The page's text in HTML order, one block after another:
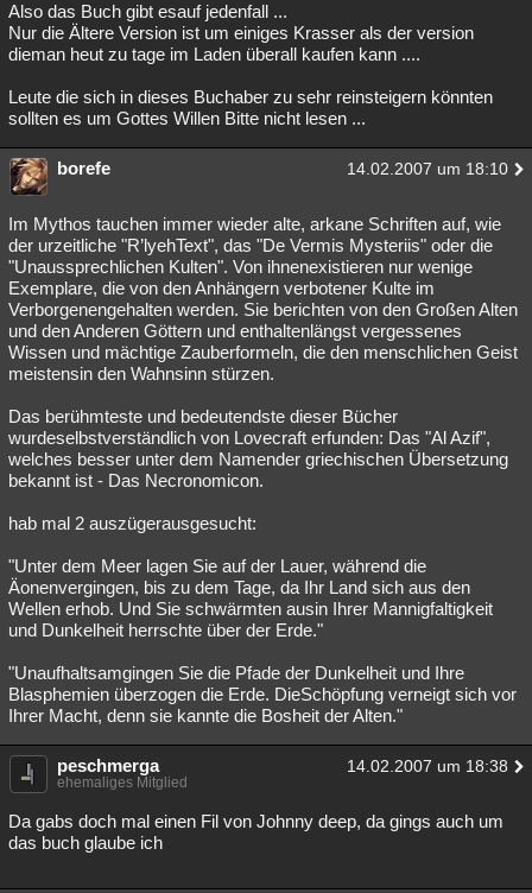
Also das Buch gibt esauf jedenfall ...
Nur die Ältere Version ist um einiges Krasser als der version
dieman heut zu tage im Laden überall kaufen kann ....
Leute die sich in dieses Buchaber zu sehr reinsteigern könnten
sollten es um Gottes Willen Bitte nicht lesen ...
borefe 14.02.2007 um 18:10
Im Mythos tauchen immer wieder alte, arkane Schriften auf, wie
der urzeitliche "R’lyehText", das "De Vermis Mysteriis" oder die
"Unaussprechlichen Kulten". Von ihnenexistieren nur wenige
Exemplare, die von den Anhängern verbotener Kulte im
Verborgenengehalten werden. Sie berichten von den Großen Alten
und den Anderen Göttern und enthaltenlängst vergessenes
Wissen und mächtige Zauberformeln, die den menschlichen Geist
meistensin den Wahnsinn stürzen.
Das berühmteste und bedeutendste dieser Bücher
wurdeselbstverständlich von Lovecraft erfunden: Das "Al Azif",
welches besser unter dem Namender griechischen Übersetzung
bekannt ist - Das Necronomicon.
hab mal 2 auszügerausgesucht:
"Unter dem Meer lagen Sie auf der Lauer, während die
Äonenvergingen, bis zu dem Tage, da Ihr Land sich aus den
Wellen erhob. Und Sie schwärmten ausin Ihrer Mannigfaltigkeit
und Dunkelheit herrschte über der Erde."
"Unaufhaltsamgingen Sie die Pfade der Dunkelheit und Ihre
Blasphemien überzogen die Erde. DieSchöpfung verneigt sich vor
Ihrer Macht, denn sie kannte die Bosheit der Alten."
peschmerga 14.02.2007 um 18:38
ehemaliges Mitglied
Da gabs doch mal einen Fil von Johnny deep, da gings auch um
das buch glaube ich